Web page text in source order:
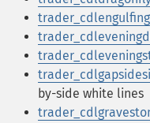
trader_cdlengulfing
by-side white lines